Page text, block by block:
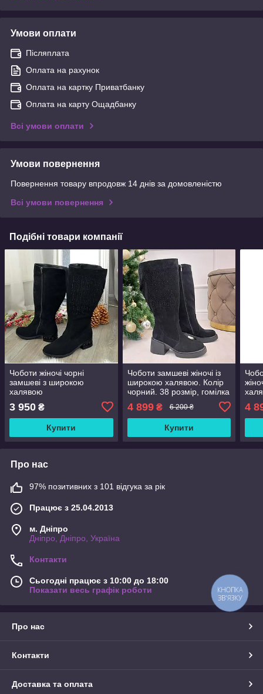
Умови оплати
Післяплата
Оплата на рахунок
Оплата на картку Приватбанку
Оплата на карту Ощадбанку
Всі умови оплати
Умови повернення
Повернення товару впродовж 14 днів за домовленістю
Всі умови повернення
Подібні товари компанії
Чоботи жіночі чорні
замшеві з широкою
халявою
3 950 ₴
Купити
Чоботи замшеві жіночі із
широкою халявою. Колір
чорний. 38 розмір, гомілка
4 899₴ 6 200 ₴
Купити
4
Про нас
97% позитивних з 101 відгука за рік
Працює з 25.04.2013
м. Дніпро
Дніпро, Дніпро, Україна
Контакти
Сьогодні працює з 10:00 до 18:00
Показати весь графік роботи
Про нас
Контакти
Доставка та оплата
КНОПКА
ЗВ'ЯЗКУ